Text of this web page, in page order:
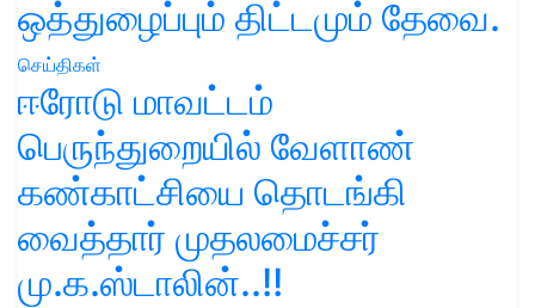
ஒத்துழைப்பும் திட்டமும் தேவை.
செய்திகள்
ஈரோடு மாவட்டம்
பெருந்துறையில் வேளாண்
கண்காட்சியை தொடங்கி
வைத்தார் முதலமைச்சர்
மு.க.ஸ்டாலின்..!!